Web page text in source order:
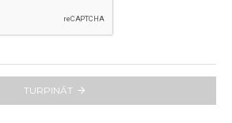
TURPINĀT